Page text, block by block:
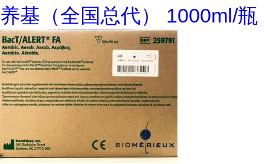
养基（全国总代） 1000ml/瓶